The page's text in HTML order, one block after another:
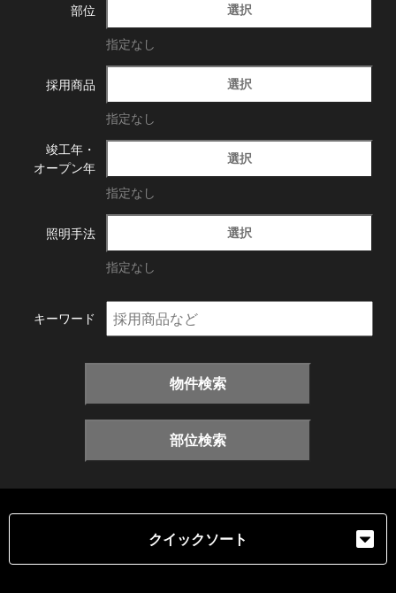
部位 選択
指定なし
採用商品 選択
指定なし
竣工年・
オープン年
選択
指定なし
照明手法 選択
指定なし
キーワード
物件検索
部位検索
クイックソート